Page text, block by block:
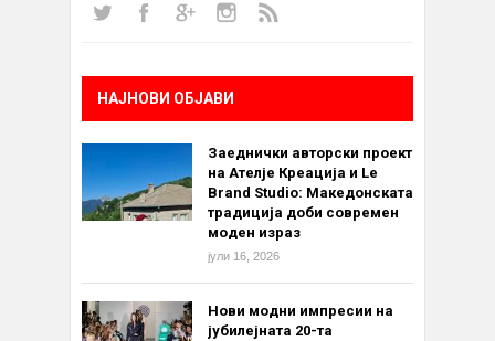
НАЈНОВИ ОБЈАВИ
Заеднички авторски проект
на Ателје Креација и Le
Brand Studio: Македонската
традиција доби современ
моден израз
јули 16, 2026
Нови модни импресии на
јубилејната 20-та